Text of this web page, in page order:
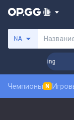
NA
Coaching
Чемпионы N